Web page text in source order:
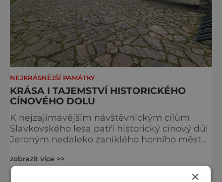
NEJKRÁSNĚJŠÍ PAMÁTKY
KRÁSA I TAJEMSTVÍ HISTORICKÉHO
CÍNOVÉHO DOLU
K nejzajímavějším návštěvnickým cílům
Slavkovského lesa patří historický cínový důl
Jeroným nedaleko zaniklého horního města
středověku. Národní kulturní památka je
dnes přístupná veřejnosti a hojně
zobrazit více >>
×